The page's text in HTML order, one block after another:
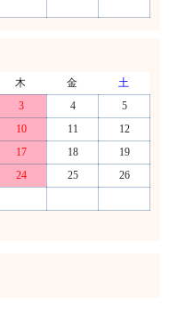
木 金
土
3 4
5
10 11
12
17 18
19
24 25
26